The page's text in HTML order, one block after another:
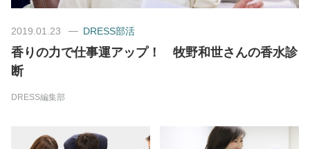
ワークスタイル
2019.01.23 DRESS部活
香りの力で仕事運アップ！ 牧野和世さんの香水診
断
DRESS編集部